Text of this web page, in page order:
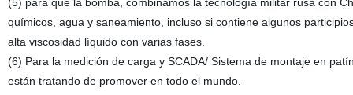
químicos, agua y saneamiento, incluso si contiene algunos
alta viscosidad líquido con varias fases.
(6) Para la medición de carga y SCADA/ Sistema de montaje en
están tratando de promover en todo el mundo.